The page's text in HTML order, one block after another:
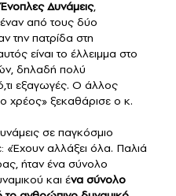
Δυνάμεις,
από τους δύο
την πατρίδα στη
είναι το έλλειμμα στο
δηλαδή πολύ
εξαγωγές. Ο άλλος
χρέος» ξεκαθάρισε ο κ.
σε παγκόσμιο
«Έχουν αλλάξει όλα. Παλιά
ήταν ένα σύνολο
και ένα σύνολο